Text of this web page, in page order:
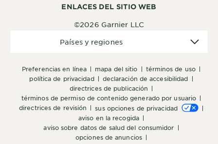
ENLACES DEL SITIO WEB
preferencias en línea mapa del sitio
términos de uso
política de privacidad
declaración de accesibilidad
directrices de publicación
términos de permiso de contenido generado por usuario
directrices de revisión
sus opciones de privacidad
aviso en la recogida
aviso sobre datos de salud del consumidor
opciones de anuncios
©2026 Garnier LLC
Países y regiones